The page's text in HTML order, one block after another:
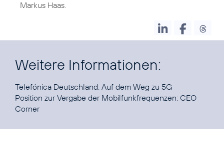
Markus Haas.
Weitere Informationen:
Telefónica Deutschland: Auf dem Weg zu 5G
Position zur Vergabe der Mobilfunkfrequenzen: CEO
Corner